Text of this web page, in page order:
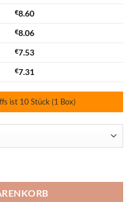
€8.60
€8.06
€7.53
€7.31
ist 10 Stück (1 Box)